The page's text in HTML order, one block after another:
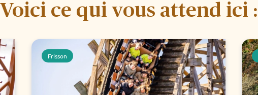
Voici ce qui vous attend ici :
Frisson